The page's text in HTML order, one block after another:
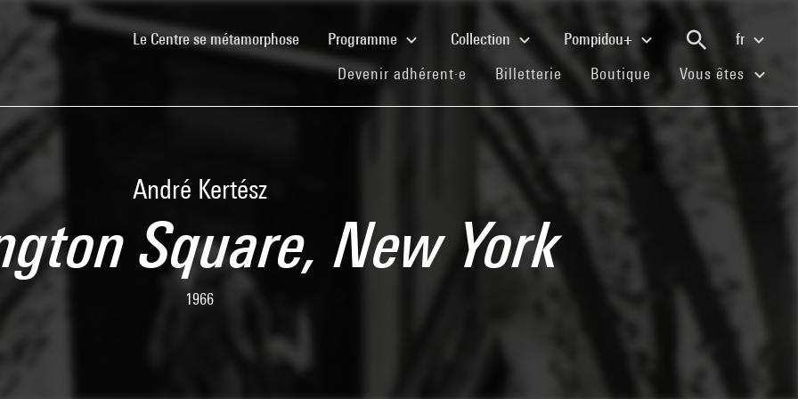
Le Centre se métamorphose(current)Programme Collection Pompidou+
fr
Devenir adhérent·e (current)
Billetterie (current)
Boutique (current)
Vous êtes
André Kertész
Square, New York
1966